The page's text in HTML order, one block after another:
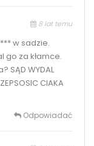
8 lat temu
w sadzie.
go za kłamce.
SĄD WYDAL
CIAKA
Odpowiadać